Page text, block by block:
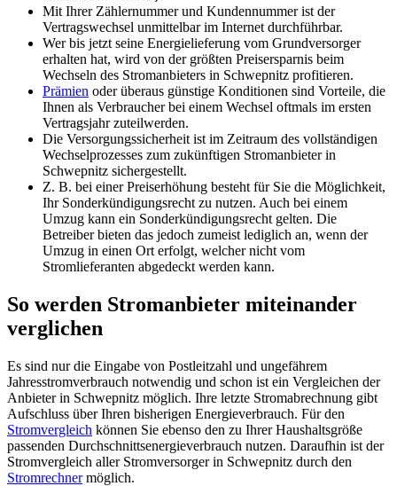
Mit Ihrer Zählernummer und Kundennummer ist der
Vertragswechsel unmittelbar im Internet durchführbar.
Wer bis jetzt seine Energielieferung vom Grundversorger
erhalten hat, wird von der größten Preisersparnis beim
Wechseln des Stromanbieters in Schwepnitz profitieren.
Prämien oder überaus günstige Konditionen sind Vorteile, die
Ihnen als Verbraucher bei einem Wechsel oftmals im ersten
Vertragsjahr zuteilwerden.
Die Versorgungssicherheit ist im Zeitraum des vollständigen
Wechselprozesses zum zukünftigen Stromanbieter in
Schwepnitz sichergestellt.
Z. B. bei einer Preiserhöhung besteht für Sie die Möglichkeit,
Ihr Sonderkündigungsrecht zu nutzen. Auch bei einem
Umzug kann ein Sonderkündigungsrecht gelten. Die
Betreiber bieten das jedoch zumeist lediglich an, wenn der
Umzug in einen Ort erfolgt, welcher nicht vom
Stromlieferanten abgedeckt werden kann.
So werden Stromanbieter miteinander
verglichen
Es sind nur die Eingabe von Postleitzahl und ungefährem
Jahresstromverbrauch notwendig und schon ist ein Vergleichen der
Anbieter in Schwepnitz möglich. Ihre letzte Stromabrechnung gibt
Aufschluss über Ihren bisherigen Energieverbrauch. Für den
Stromvergleich können Sie ebenso den zu Ihrer Haushaltsgröße
passenden Durchschnittsenergieverbrauch nutzen. Daraufhin ist der
Stromvergleich aller Stromversorger in Schwepnitz durch den
Stromrechnermöglich.